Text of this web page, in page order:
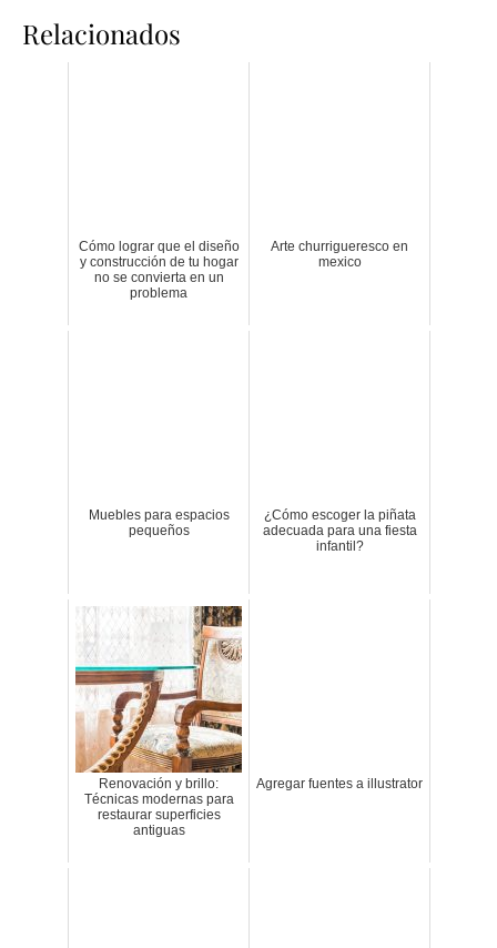
Relacionados
Cómo lograr que el diseño
y construcción de tu hogar
no se convierta en un
problema
Arte churrigueresco en
mexico
Muebles para espacios
pequeños
¿Cómo escoger la piñata
adecuada para una fiesta
infantil?
Renovación y brillo:
Técnicas modernas para
restaurar superficies
antiguas
Agregar fuentes a illustrator